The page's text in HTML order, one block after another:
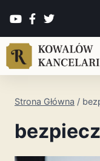
Strona Główna /